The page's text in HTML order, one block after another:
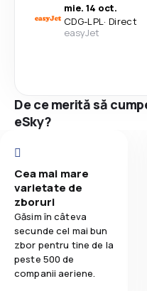
mie. 14 oct.
CDG-LPL· Direct
easyJet
De ce merită să
eSky?
Cea mai mare
varietate de
zboruri
Găsim în câteva
secunde cel mai bun
zbor pentru tine de la
peste 500 de
companii aeriene.